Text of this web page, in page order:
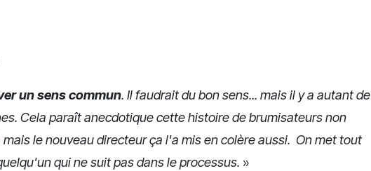
un sens commun. Il faudrait du bon sens... mais il y a autant de
Cela paraît anecdotique cette histoire de brumisateurs non
mais le nouveau directeur ça l'a mis en colère aussi. On met tout
qui ne suit pas dans le processus. »